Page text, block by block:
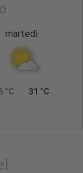
martedì
°C 31 °C